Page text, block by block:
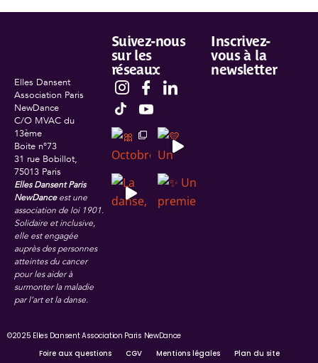
Elles Dansent
Association Paris
NewDance
C/O MVAC du
13ème
Boite n°73
31 rue Bobillot,
75013 Paris
Elles Dansent Paris
NewDanceest une
association de loi 1901.
Solidaire et inclusive,
elle est engagée
auprès des personnes
atteintes du cancer
pour les aider à
surmonter la maladie
par l’art et la danse.
Suivez-nous
sur les
réseaux
Inscrivez-
vous à la
newsletter
©2025 Elles Dansent Association Paris NewDance
Foire aux questions
CGV Mentions légales
Plan du site